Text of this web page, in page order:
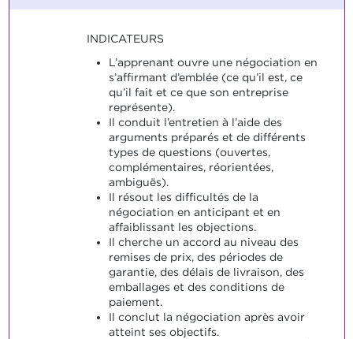
INDICATEURS
L’apprenant ouvre une négociation en
s’affirmant d’emblée (ce qu’il est, ce
qu’il fait et ce que son entreprise
représente).
Il conduit l’entretien à l’aide des
arguments préparés et de différents
types de questions (ouvertes,
complémentaires, réorientées,
ambiguës).
Il résout les difficultés de la
négociation en anticipant et en
affaiblissant les objections.
Il cherche un accord au niveau des
remises de prix, des périodes de
garantie, des délais de livraison, des
emballages et des conditions de
paiement.
Il conclut la négociation après avoir
atteint ses objectifs.